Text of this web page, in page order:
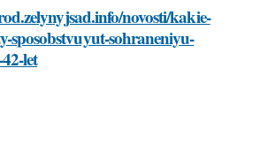
novosti/kakie-
sposobstvuyut-sohraneniyu-
let